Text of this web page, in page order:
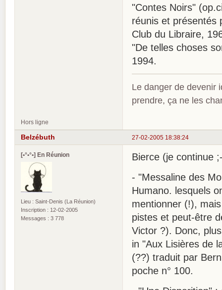
"Contes Noirs"
réunis et présentés
Club du Libraire,
"De telles choses
1994.
Le danger de devenir
prendre, ça ne les
Hors ligne
27-02-2005 18:38:24
Belzébuth
[•°•°•] En Réunion
Lieu : Saint-Denis (La Réunion)
Inscription : 12-02-2005
Messages : 3 778
Bierce (je continue
- "Messaline des
Humano. lesquels
mentionner (!),
pistes et peut-être
Victor ?). Donc,
in "Aux Lisières de
(??) traduit par
poche n° 100.